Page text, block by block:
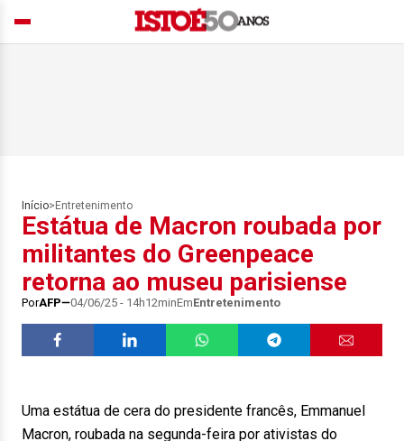
Início> Entretenimento
Estátua de Macron roubada por
militantes do Greenpeace
retorna ao museu parisiense
PorAFP 04/06/25 - 14h12minEmEntretenimento
Uma estátua de cera do presidente francês, Emmanuel
Macron, roubada na segunda-feira por ativistas do